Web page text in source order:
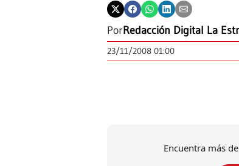
PorRedacción Digital La
23/11/2008 01:00
Encuentra más